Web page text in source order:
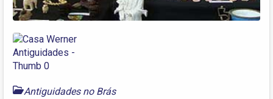
Antiguidades no Brás